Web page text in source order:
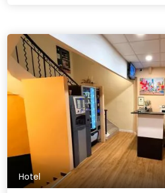
Hotel